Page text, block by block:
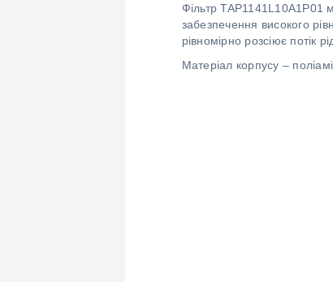
Фільтр TAP1141L10A1P01
забезпечення високого
рівномірно розсіює потік
Матеріал корпусу –